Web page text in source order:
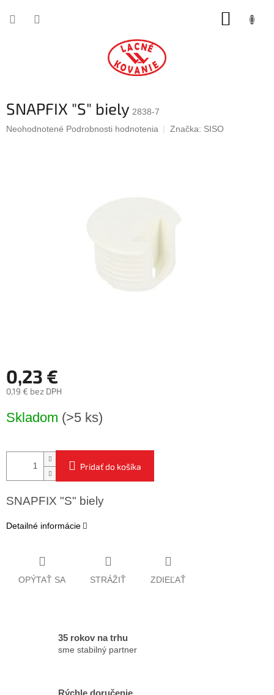
SNAPFIX "S" biely 2838-7
Priemerné
Neohodnotené Podrobnosti hodnotenia Značka: SISO
0,23 €
0,19 € bez DPH
cena:
Skladom (>5 ks)
Pridať do košíka
SNAPFIX "S" biely
Detailné informácie
OPÝTAŤ SA STRÁŽIŤ ZDIEĽAŤ
35 rokov na trhu
sme stabilný partner